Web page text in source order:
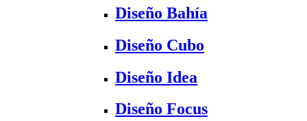
Diseño Bahía
Diseño Cubo
Diseño Idea
Diseño Focus